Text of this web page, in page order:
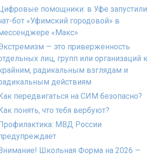
помощники: в Уфе запустили
бот «Уфимский городовой» в
«Макс»
— это приверженность
лиц, групп или организаций к
радикальным взглядам и
действиям
передвигаться на СИМ безопасно?
понять, что тебя вербуют?
МВД России
Школьная Форма на 2026 —